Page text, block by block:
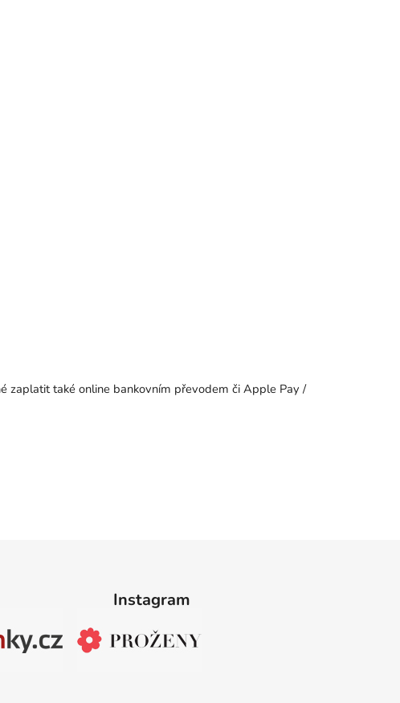
zaplatit také online bankovním převodem či Apple Pay /
Instagram